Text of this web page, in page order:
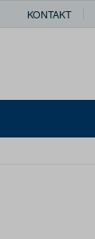
KONTAKT